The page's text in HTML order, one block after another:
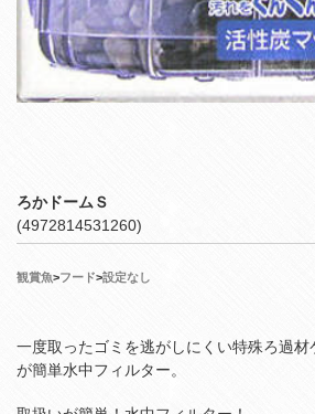
ろかドームＳ
(4972814531260)
観賞魚>フード>設定なし
一度取ったゴミを逃がしにくい特殊ろ過
が簡単水中フィルター。